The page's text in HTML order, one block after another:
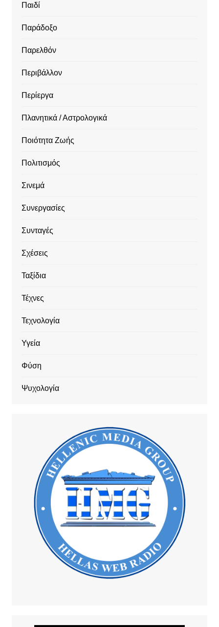
Παιδί
Παράδοξο
Παρελθόν
Περιβάλλον
Περίεργα
Πλανητικά / Αστρολογικά
Ποιότητα Ζωής
Πολιτισμός
Σινεμά
Συνεργασίες
Συνταγές
Σχέσεις
Ταξίδια
Τέχνες
Τεχνολογία
Υγεία
Φύση
Ψυχολογία